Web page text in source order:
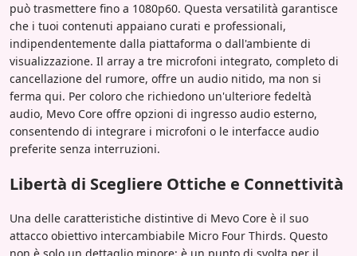
può trasmettere fino a 1080p60. Questa versatilità garantisce
che i tuoi contenuti appaiano curati e professionali,
indipendentemente dalla piattaforma o dall'ambiente di
visualizzazione. Il array a tre microfoni integrato, completo di
cancellazione del rumore, offre un audio nitido, ma non si
ferma qui. Per coloro che richiedono un'ulteriore fedeltà
audio, Mevo Core offre opzioni di ingresso audio esterno,
consentendo di integrare i microfoni o le interfacce audio
preferite senza interruzioni.
Libertà di Scegliere Ottiche e Connettività
Una delle caratteristiche distintive di Mevo Core è il suo
attacco obiettivo intercambiabile Micro Four Thirds. Questo